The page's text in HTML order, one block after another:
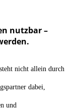
nutzbar –
nicht allein durch
dabei,
und